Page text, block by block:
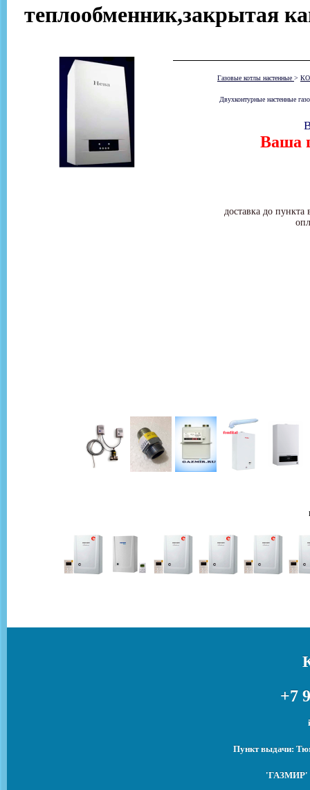
теплообменник,закрытая
Газовые котлы настенные >
Двухконтурные настенные
Ваша
доставка до
+7
Пункт выдачи:
'ГАЗМИР' -